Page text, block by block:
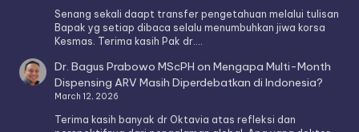
Senang sekali daapt transfer pengetahuan melalui tulisan
Bapak yg setiap dibaca selalu menumbuhkan jiwa korsa
Kesmas. Terima kasih Pak dr.…
Dr. Bagus Prabowo MScPH onMengapa Multi-Month
Dispensing ARV Masih Diperdebatkan di Indonesia?
March 12, 2026
Terima kasih banyak dr Oktavia atas refleksi dan